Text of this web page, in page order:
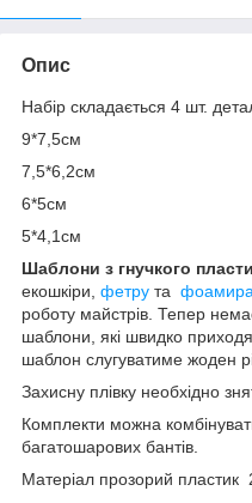
Опис
Набір складається 4 шт.
9*7,5см
7,5*6,2см
6*5см
5*4,1см
Шаблони з гнучкого
екошкіри, фетру та
роботу майстрів. Тепер
шаблони, які швидко
шаблон слугуватиме жоден
Захисну плівку необхідно
Комплекти можна
багатошарових бантів.
Матеріал прозорий пластик